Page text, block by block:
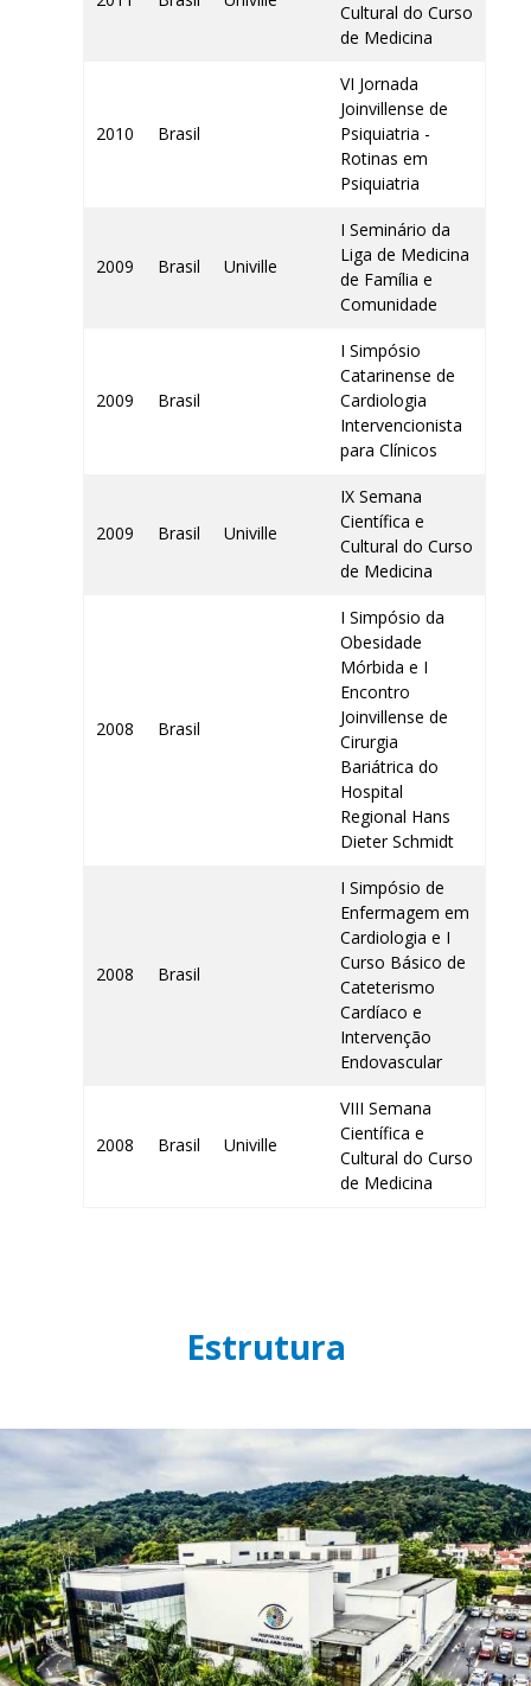
Cultural do Curso
de Medicina
2010 Brasil
VI Jornada
Joinvillense de
Psiquiatria -
Rotinas em
Psiquiatria
2009 Brasil Univille
I Seminário da
Liga de Medicina
de Família e
Comunidade
2009 Brasil
I Simpósio
Catarinense de
Cardiologia
Intervencionista
para Clínicos
2009 Brasil Univille
IX Semana
Científica e
Cultural do Curso
de Medicina
2008 Brasil
I Simpósio da
Obesidade
Mórbida e I
Encontro
Joinvillense de
Cirurgia
Bariátrica do
Hospital
Regional Hans
Dieter Schmidt
2008 Brasil
I Simpósio de
Enfermagem em
Cardiologia e I
Curso Básico de
Cateterismo
Cardíaco e
Intervenção
Endovascular
2008 Brasil Univille
VIII Semana
Científica e
Cultural do Curso
de Medicina
Estrutura